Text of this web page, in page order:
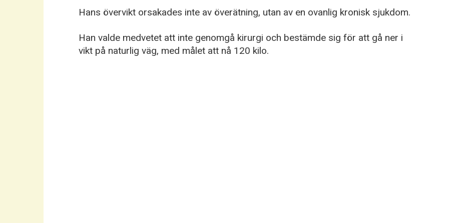
Hans övervikt orsakades inte av överätning, utan av en ovanlig kronisk sjukdom.
Han valde medvetet att inte genomgå kirurgi och bestämde sig för att gå ner i
vikt på naturlig väg, med målet att nå 120 kilo.